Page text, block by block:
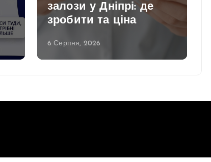
залози у Дніпрі: де
зробити та ціна
6 Серпня, 2026